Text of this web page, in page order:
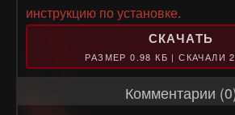
инструкцию по установке.
СКАЧАТЬ
РАЗМЕР 0.98 КБ | СКАЧАЛИ
Комментарии